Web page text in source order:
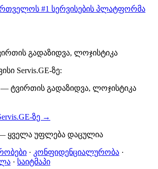
#1 სერვისების პლატფორმა
გადაზიდვა, ლოჯისტიკა
Servis.GE-ზე:
— ტვირთის გადაზიდვა, ლოჯისტიკა
ზე →
— ყველა უფლება დაცულია
· კონფიდენციალურობა ·
· საიტმაპი